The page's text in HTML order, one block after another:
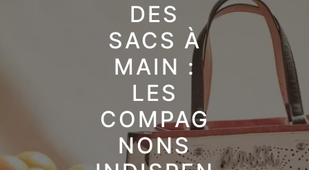
DES
SACS À
MAIN :
LES
COMPAG
NONS